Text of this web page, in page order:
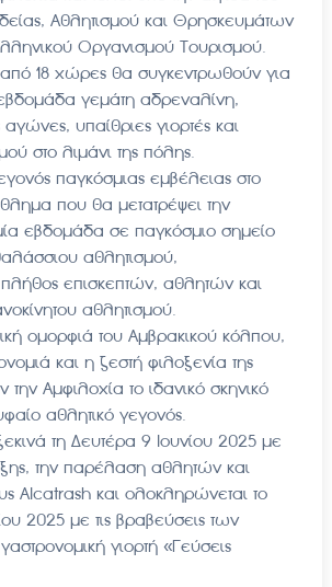
Αθλητισμού και Θρησκευμάτων
Οργανισμού Τουρισμού.
18 χώρες θα συγκεντρωθούν για
γεμάτη αδρεναλίνη,
υπαίθριες γιορτές και
στο λιμάνι της πόλης.
παγκόσμιας εμβέλειας στο
που θα μετατρέψει την
εβδομάδα σε παγκόσμιο σημείο
αθλητισμού,
επισκεπτών, αθλητών και
αθλητισμού.
ομορφιά του Αμβρακικού κόλπου,
και η ζεστή φιλοξενία της
την Αμφιλοχία το ιδανικό σκηνικό
αθλητικό γεγονός.
τη Δευτέρα 9 Ιουνίου 2025 με
την παρέλαση αθλητών και
Alcatrash και ολοκληρώνεται το
2025 με τις βραβεύσεις των
γιορτή «Γεύσεις